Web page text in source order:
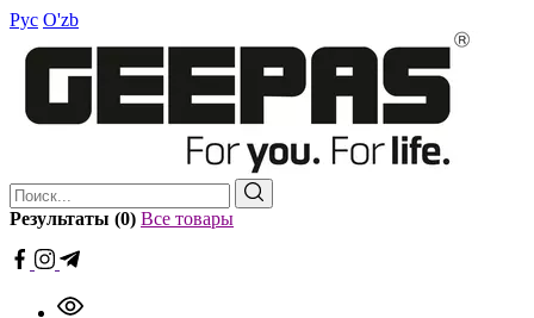
Рус O'zb
Результаты (0) Все товары